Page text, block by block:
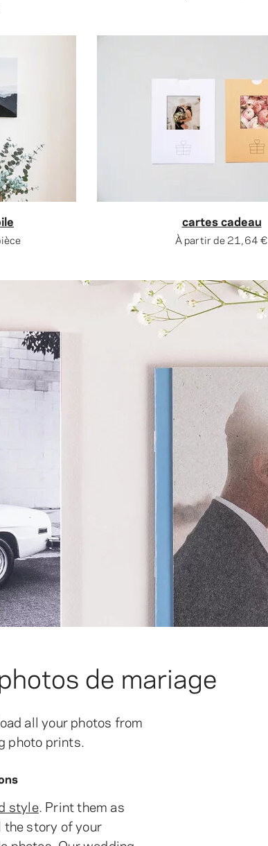
cartes cadeau
À partir de21,64 €
de mariage
all your photos from
photo prints.
style. Print them as
story of your